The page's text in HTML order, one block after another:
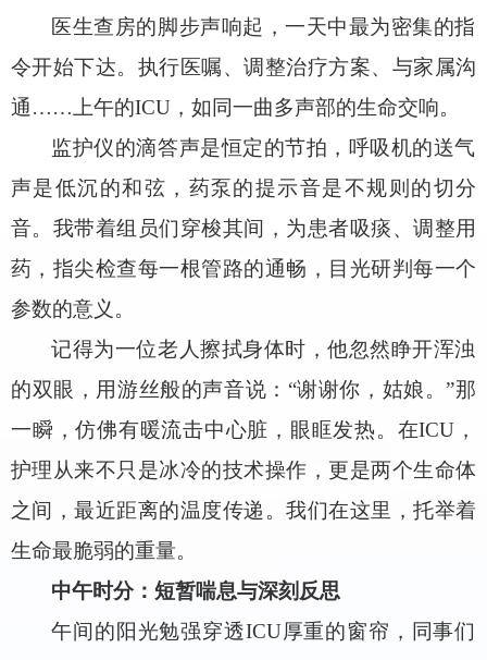
医生查房的脚步声响起，一天中最为密集的指
令开始下达。执行医嘱、调整治疗方案、与家属沟
通……上午的ICU，如同一曲多声部的生命交响。
监护仪的滴答声是恒定的节拍，呼吸机的送气
声是低沉的和弦，药泵的提示音是不规则的切分
音。我带着组员们穿梭其间，为患者吸痰、调整用
药，指尖检查每一根管路的通畅，目光研判每一个
参数的意义。
记得为一位老人擦拭身体时，他忽然睁开浑浊
的双眼，用游丝般的声音说：“谢谢你，姑娘。”那
一瞬，仿佛有暖流击中心脏，眼眶发热。在ICU，
护理从来不只是冰冷的技术操作，更是两个生命体
之间，最近距离的温度传递。我们在这里，托举着
生命最脆弱的重量。
中午时分：短暂喘息与深刻反思
午间的阳光勉强穿透ICU厚重的窗帘，同事们